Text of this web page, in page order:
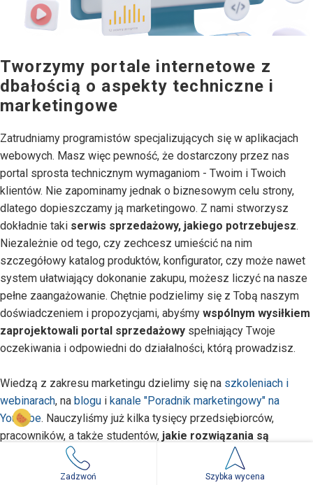
Tworzymy portale internetowe z
dbałością o aspekty techniczne i
marketingowe
Zatrudniamy programistów specjalizujących się w aplikacjach
webowych. Masz więc pewność, że dostarczony przez nas
portal sprosta technicznym wymaganiom - Twoim i Twoich
klientów. Nie zapominamy jednak o biznesowym celu strony,
dlatego dopieszczamy ją marketingowo. Z nami stworzysz
dokładnie taki serwis sprzedażowy, jakiego potrzebujesz.
Niezależnie od tego, czy zechcesz umieścić na nim
szczegółowy katalog produktów, konfigurator, czy może nawet
system ułatwiający dokonanie zakupu, możesz liczyć na nasze
pełne zaangażowanie. Chętnie podzielimy się z Tobą naszym
doświadczeniem i propozycjami, abyśmy wspólnym wysiłkiem
zaprojektowali portal sprzedażowy spełniający Twoje
oczekiwania i odpowiedni do działalności, którą prowadzisz.
Wiedzą z zakresu marketingu dzielimy się na szkoleniach i
webinarach, na blogu i kanale "Poradnik marketingowy" na
YouTube. Nauczyliśmy już kilka tysięcy przedsiębiorców,
pracowników, a także studentów, jakie rozwiązania są
skuteczne w marketingu w sieci
. Prowadzimy szkolenia
dotyczące stron internetowych, nowoczesnej komunikacji
Zadzwoń Szybka wycena